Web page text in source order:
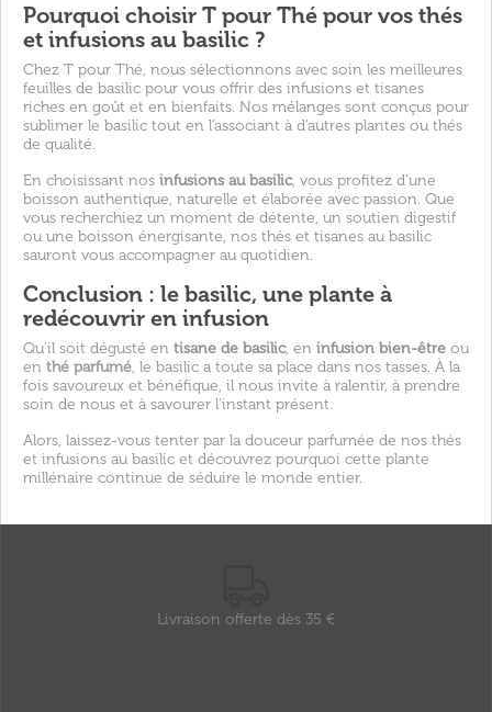
Pourquoi choisir T pour Thé pour vos thés
et infusions au basilic ?
Chez T pour Thé, nous sélectionnons avec soin les meilleures
feuilles de basilic pour vous offrir des infusions et tisanes
riches en goût et en bienfaits. Nos mélanges sont conçus pour
sublimer le basilic tout en l’associant à d’autres plantes ou thés
de qualité.
En choisissant nos infusions au basilic, vous profitez d’une
boisson authentique, naturelle et élaborée avec passion. Que
vous recherchiez un moment de détente, un soutien digestif
ou une boisson énergisante, nos thés et tisanes au basilic
sauront vous accompagner au quotidien.
Conclusion : le basilic, une plante à
redécouvrir en infusion
Qu’il soit dégusté en tisane de basilic, en infusion bien-être ou
en thé parfumé, le basilic a toute sa place dans nos tasses. À la
fois savoureux et bénéfique, il nous invite à ralentir, à prendre
soin de nous et à savourer l’instant présent.
Alors, laissez-vous tenter par la douceur parfumée de nos thés
et infusions au basilic et découvrez pourquoi cette plante
millénaire continue de séduire le monde entier.
Livraison offerte dès 35 €